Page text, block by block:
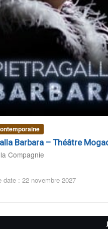
Barbara – Théâtre
Compagnie
date : 22 novembre 2027